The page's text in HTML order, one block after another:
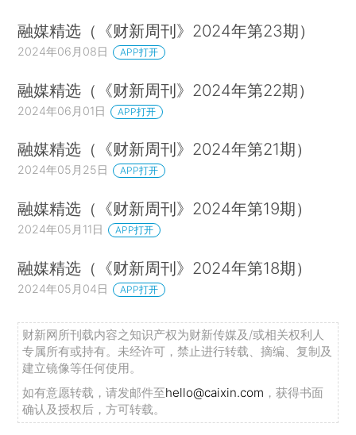
融媒精选（《财新周刊》2024年第23期）
2024年06月08日 APP打开
融媒精选（《财新周刊》2024年第22期）
2024年06月01日 APP打开
融媒精选（《财新周刊》2024年第21期）
2024年05月25日 APP打开
融媒精选（《财新周刊》2024年第19期）
2024年05月11日 APP打开
融媒精选（《财新周刊》2024年第18期）
2024年05月04日 APP打开
财新网所刊载内容之知识产权为财新传媒及/或相关权利人
专属所有或持有。未经许可，禁止进行转载、摘编、复制及
建立镜像等任何使用。
如有意愿转载，请发邮件至hello@caixin.com ，获得书面
确认及授权后，方可转载。